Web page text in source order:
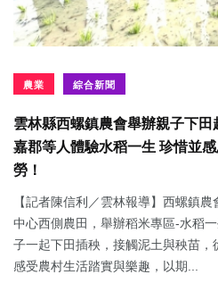
農業 綜合新聞
雲林縣西螺鎮農會舉辦親子下
嘉郡等人體驗水稻一生 珍惜並
勞！
【記者陳信利／雲林報導】西螺鎮
中心西側農田，舉辦稻米專區-水稻
子一起下田插秧，接觸泥土與秧苗，
感受農村生活踏實與樂趣，以期...